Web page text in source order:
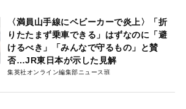
〈満員山手線にベビーカーで炎上〉「折
りたたまず乗車できる」はずなのに「避
けるべき」「みんなで守るもの」と賛
否…JR東日本が示した見解
集英社オンライン編集部ニュース班